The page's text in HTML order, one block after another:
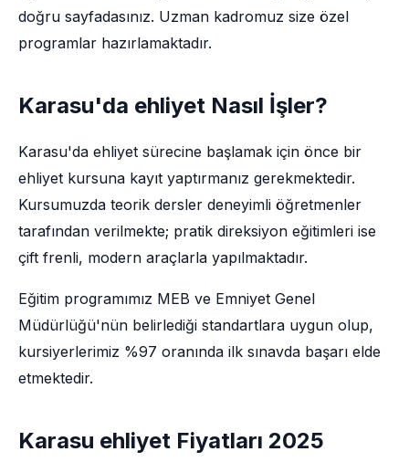
doğru sayfadasınız. Uzman kadromuz size özel
programlar hazırlamaktadır.
Karasu'da ehliyet Nasıl İşler?
Karasu'da ehliyet sürecine başlamak için önce bir
ehliyet kursuna kayıt yaptırmanız gerekmektedir.
Kursumuzda teorik dersler deneyimli öğretmenler
tarafından verilmekte; pratik direksiyon eğitimleri ise
çift frenli, modern araçlarla yapılmaktadır.
Eğitim programımız MEB ve Emniyet Genel
Müdürlüğü'nün belirlediği standartlara uygun olup,
kursiyerlerimiz %97 oranında ilk sınavda başarı elde
etmektedir.
Karasu ehliyet Fiyatları 2025